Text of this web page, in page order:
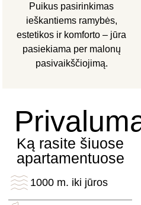
Puikus pasirinkimas
ieškantiems ramybės,
estetikos ir komforto – jūra
pasiekiama per malonų
pasivaikščiojimą.
Ką rasite šiuose
apartamentuose
1000 m. iki jūros